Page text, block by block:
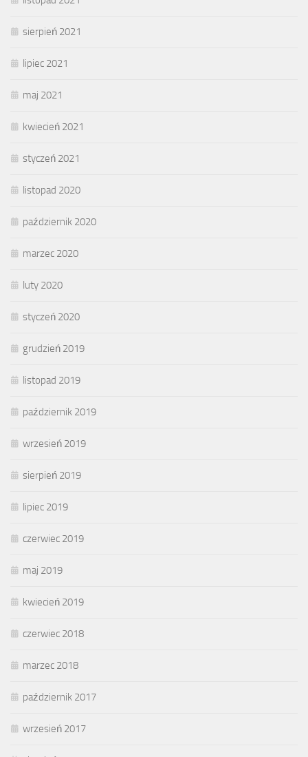
sierpień 2021
lipiec 2021
maj 2021
kwiecień 2021
styczeń 2021
listopad 2020
październik 2020
marzec 2020
luty 2020
styczeń 2020
grudzień 2019
listopad 2019
październik 2019
wrzesień 2019
sierpień 2019
lipiec 2019
czerwiec 2019
maj 2019
kwiecień 2019
czerwiec 2018
marzec 2018
październik 2017
wrzesień 2017